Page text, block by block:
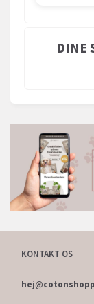
DINE
KONTAKT OS